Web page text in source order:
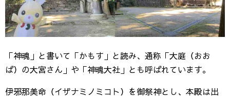
「神魂」と書いて「かもす」と読み、通称「大庭（おお
ば）の大宮さん」や「神魂大社」とも呼ばれています。
伊邪那美命（イザナミノミコト）を御祭神とし、本殿は出